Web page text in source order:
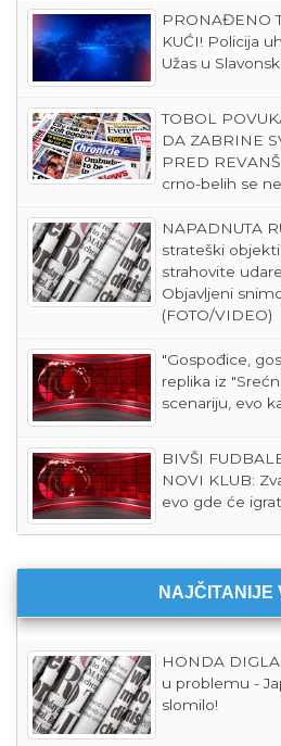
PRONAĐENO TELO MUŠKARCA (71) U
KUĆI! Policija
Užas u
TOBOL POVUKAO POTEZ KOJI MOŽE
DA ZABRINE
PRED
crno-belih se
NAPADNUTA RUSIJA! Bukte ključni
strateški
strahovite
Objavljeni
(FOTO/VIDEO)
"Gospođice, gospođo" Najlegendarnija
replika iz
scenariju, evo
BIVŠI FUDBALER PARTIZANA IMA
NOVI KLUB:
evo gde će
NAJČITANIJE
HONDA DIGLA UZBUNU! Aston Martin
u problemu -
slomilo!